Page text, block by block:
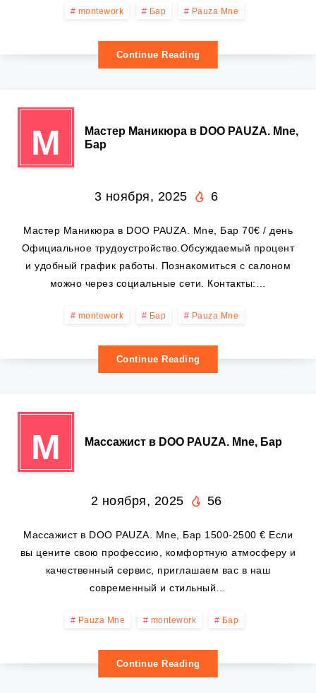
montework Бар Pauza Mne
Continue Reading
М
Мастер Маникюра в DOO PAUZA. Mne,
Бар
3 ноября, 2025 6
Мастер Маникюра в DOO PAUZA. Mne, Бар 70€ / день
Официальное трудоустройство.Обсуждаемый процент
и удобный график работы. Познакомиться с салоном
можно через социальные сети. Контакты:…
montework Бар Pauza Mne
Continue Reading
М Массажист в DOO PAUZA. Mne, Бар
2 ноября, 2025 56
Массажист в DOO PAUZA. Mne, Бар 1500-2500 € Если
вы цените свою профессию, комфортную атмосферу и
качественный сервис, приглашаем вас в наш
современный и стильный…
Pauza Mne montework Бар
Continue Reading